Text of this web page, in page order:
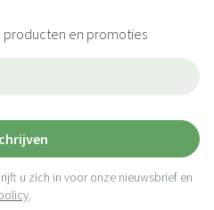
producten en promoties
u zich in voor onze nieuwsbrief en
.